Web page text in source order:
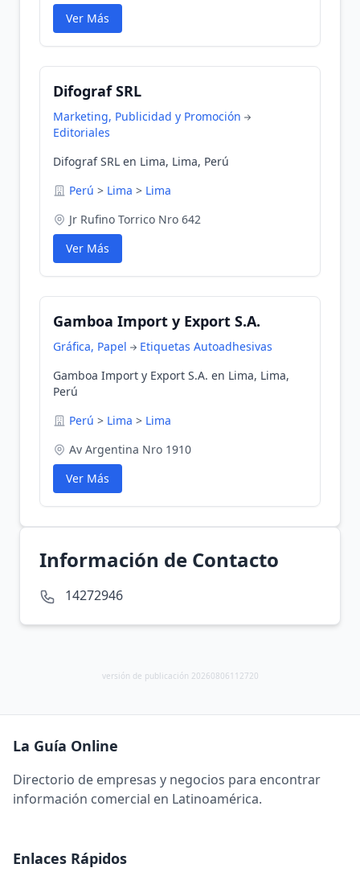
Ver Más
Difograf SRL
Marketing, Publicidad y Promoción
Editoriales
Difograf SRL en Lima, Lima, Perú
Perú > Lima > Lima
Jr Rufino Torrico Nro 642
Ver Más
Gamboa Import y Export S.A.
Gráfica, Papel
Etiquetas Autoadhesivas
Gamboa Import y Export S.A. en Lima, Lima,
Perú
Perú > Lima > Lima
Av Argentina Nro 1910
Ver Más
Información de Contacto
14272946
versión de publicación 20260806112720
La Guía Online
Directorio de empresas y negocios para encontrar
información comercial en Latinoamérica.
Enlaces Rápidos